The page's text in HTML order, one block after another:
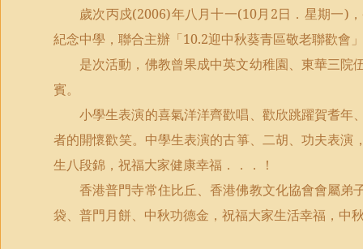
歲次丙戍(2006)年八月十一(10月 2日．星期一)
紀念中學，聯合主辦「10.2迎中秋葵青區敬老聯歡會
是次活動，佛教曾果成中英文幼稚園、東華三
賓。
小學生表演的喜氣洋洋齊歡唱、歡欣跳躍賀耆
者的開懷歡笑。中學生表演的古箏、二胡、功夫表
生八段錦，祝福大家健康幸福．．．！
香港普門寺常住比丘、香港佛教文化協會會屬
袋、普門月餅、中秋功德金，祝福大家生活幸福，中